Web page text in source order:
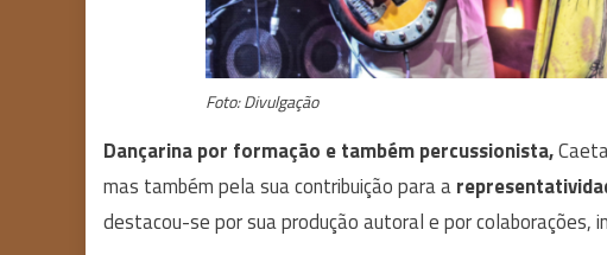
Foto: Divulgação
Dançarina por formação e também percussionista,
mas também pela sua contribuição para a
destacou-se por sua produção autoral e por colaborações,